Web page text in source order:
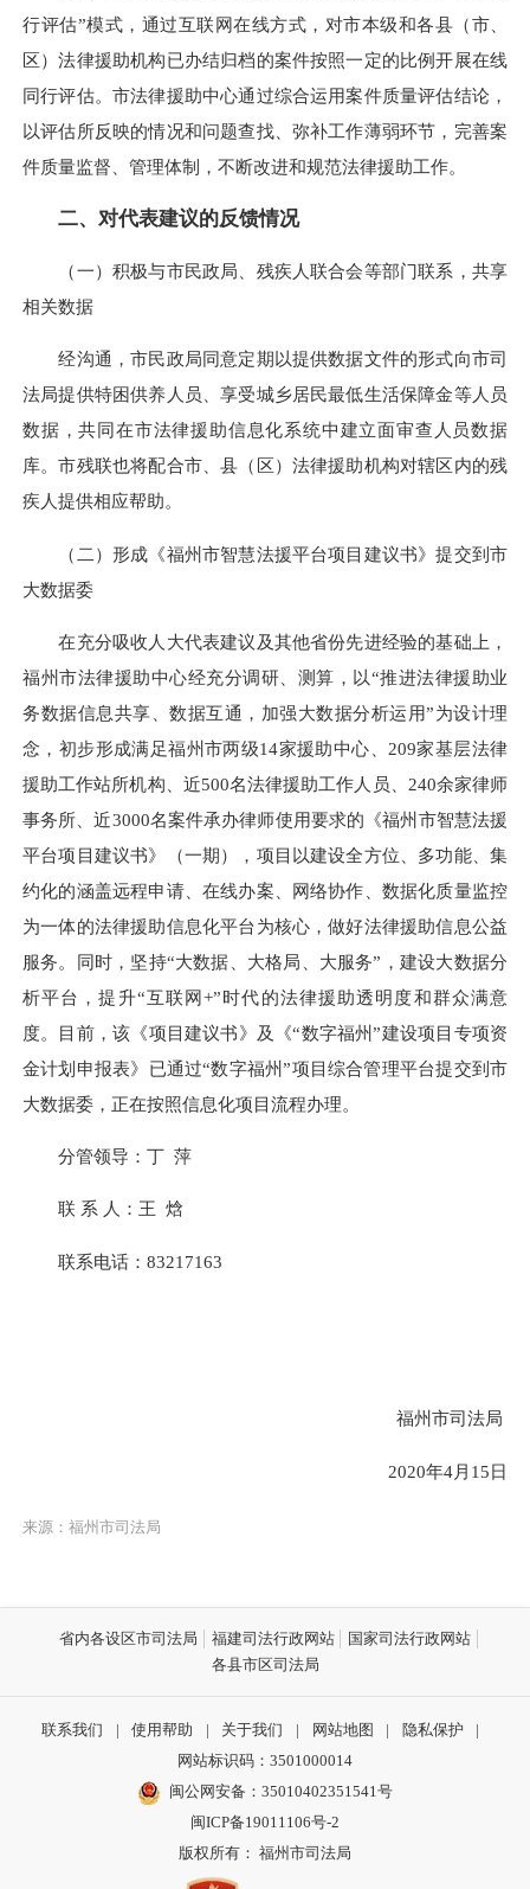
行评估”模式，通过互联网在线方式，对市本级和各县（市、
区）法律援助机构已办结归档的案件按照一定的比例开展在线
同行评估。市法律援助中心通过综合运用案件质量评估结论，
以评估所反映的情况和问题查找、弥补工作薄弱环节，完善案
件质量监督、管理体制，不断改进和规范法律援助工作。
二、对代表建议的反馈情况
（一）积极与市民政局、残疾人联合会等部门联系，共享
相关数据
经沟通，市民政局同意定期以提供数据文件的形式向市司
法局提供特困供养人员、享受城乡居民最低生活保障金等人员
数据，共同在市法律援助信息化系统中建立面审查人员数据
库。市残联也将配合市、县（区）法律援助机构对辖区内的残
疾人提供相应帮助。
（二）形成《福州市智慧法援平台项目建议书》提交到市
大数据委
在充分吸收人大代表建议及其他省份先进经验的基础上，
福州市法律援助中心经充分调研、测算，以“推进法律援助业
务数据信息共享、数据互通，加强大数据分析运用”为设计理
念，初步形成满足福州市两级14家援助中心、209家基层法律
援助工作站所机构、近500名法律援助工作人员、240余家律师
事务所、近3000名案件承办律师使用要求的《福州市智慧法援
平台项目建议书》（一期），项目以建设全方位、多功能、集
约化的涵盖远程申请、在线办案、网络协作、数据化质量监控
为一体的法律援助信息化平台为核心，做好法律援助信息公益
服务。同时，坚持“大数据、大格局、大服务”，建设大数据分
析平台，提升“互联网+”时代的法律援助透明度和群众满意
度。目前，该《项目建议书》及《“数字福州”建设项目专项资
金计划申报表》已通过“数字福州”项目综合管理平台提交到市
大数据委，正在按照信息化项目流程办理。
分管领导：丁 萍
联 系 人：王 焓
联系电话：83217163
福州市司法局
2020年4月15日
来源：福州市司法局
省内各设区市司法局 福建司法行政网站
国家司法行政网站
各县市区司法局
联系我们 | 使用帮助 | 关于我们 | 网站地图 | 隐私保护
|
网站标识码：3501000014
闽公网安备：35010402351541号
闽ICP备19011106号-2
版权所有： 福州市司法局